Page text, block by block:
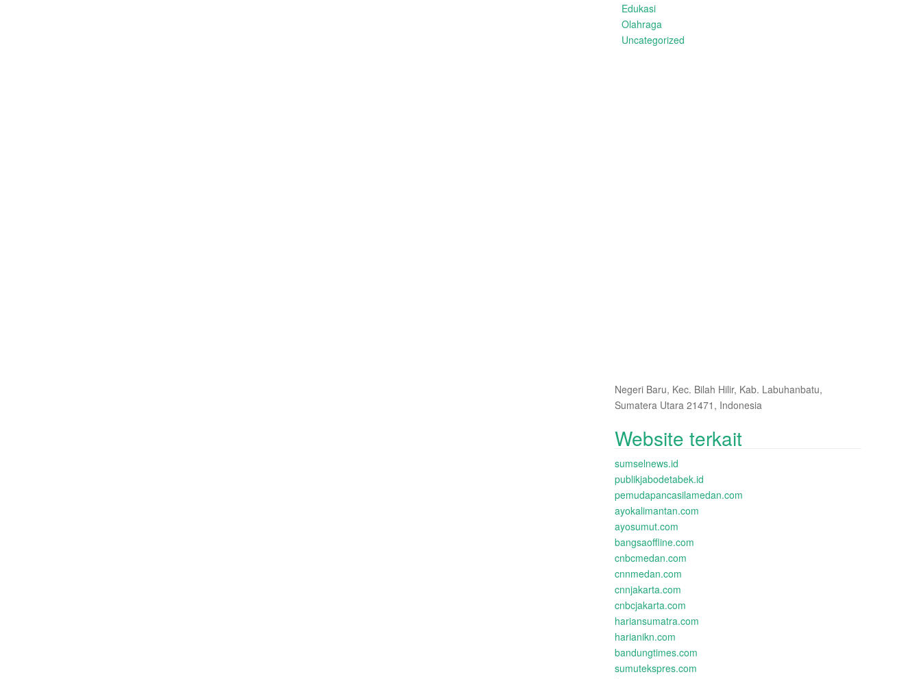
Edukasi
Olahraga
Uncategorized
Negeri Baru, Kec. Bilah Hilir, Kab. Labuhanbatu,
Sumatera Utara 21471, Indonesia
Website terkait
sumselnews.id
publikjabodetabek.id
pemudapancasilamedan.com
ayokalimantan.com
ayosumut.com
bangsaoffline.com
cnbcmedan.com
cnnmedan.com
cnnjakarta.com
cnbcjakarta.com
hariansumatra.com
harianikn.com
bandungtimes.com
sumutekspres.com